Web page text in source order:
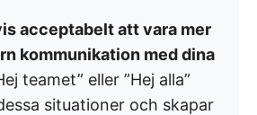
acceptabelt att vara mer
kommunikation med dina
teamet” eller ”Hej alla”
situationer och skapar